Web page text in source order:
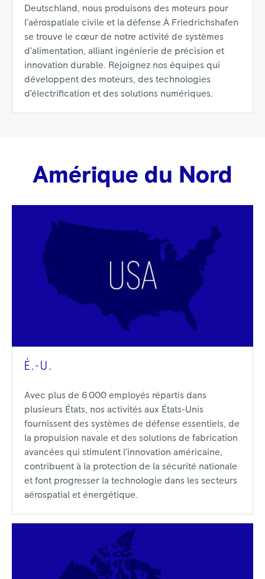
Deutschland, nous produisons des moteurs pour
l’aérospatiale civile et la défense.À Friedrichshafen
se trouve le cœur de notre activité de systèmes
d’alimentation, alliant ingénierie de précision et
innovation durable. Rejoignez nos équipes qui
développent des moteurs, des technologies
d’électrification et des solutions numériques.
Amérique du Nord
É.-U.
Avec plus de 6 000 employés répartis dans
plusieurs États, nos activités aux États-Unis
fournissent des systèmes de défense essentiels, de
la propulsion navale et des solutions de fabrication
avancées qui stimulent l’innovation américaine,
contribuent à la protection de la sécurité nationale
et font progresser la technologie dans les secteurs
aérospatial et énergétique.